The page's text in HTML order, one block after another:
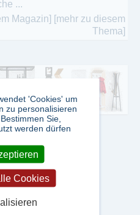
...
Magazin] [mehr zu diesem
Thema]
'Cookies' um
zu personalisieren
Sie,
werden dürfen
Cookies